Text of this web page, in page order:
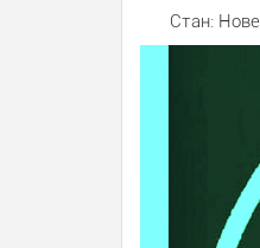
Стан: Нове